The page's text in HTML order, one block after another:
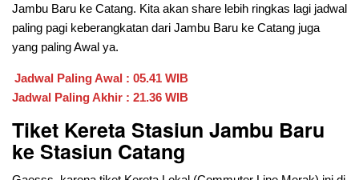
Jambu Baru ke Catang. Kita akan share lebih ringkas lagi jadwal
paling pagi keberangkatan dari Jambu Baru ke Catang juga
yang paling Awal ya.
Jadwal Paling Awal : 05.41 WIB
Jadwal Paling Akhir : 21.36 WIB
Tiket Kereta Stasiun Jambu Baru
ke Stasiun Catang